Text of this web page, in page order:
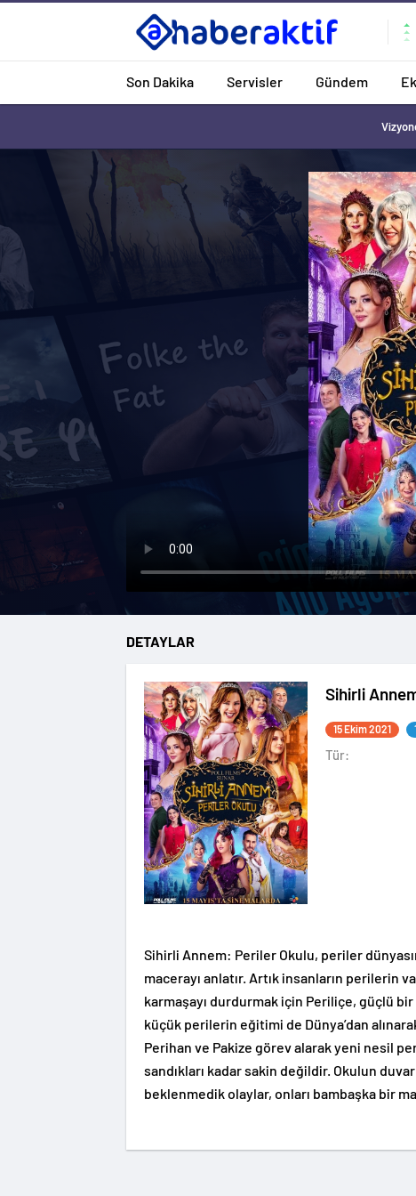
Son Dakika Servisler Gündem
DETAYLAR
Sihirli
15 Ekim 2021
Tür:
Sihirli Annem: Periler Okulu, periler
macerayı anlatır. Artık insanların perilerin
karmaşayı durdurmak için Periliçe, güçlü
küçük perilerin eğitimi de Dünya’dan
Perihan ve Pakize görev alarak yeni nesil
sandıkları kadar sakin değildir. Okulun
beklenmedik olaylar, onları bambaşka bir